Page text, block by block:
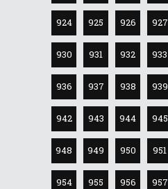
924 925 926 927
930 931 932 933
936 937 938 939
942 943 944 945
948 949 950 951
954 955 956 957